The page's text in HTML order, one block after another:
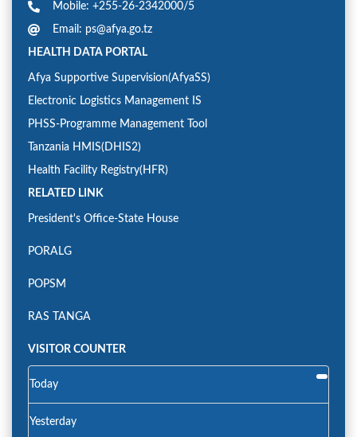
Mobile: +255-26-2342000/5
Email: ps@afya.go.tz
HEALTH DATA PORTAL
Afya Supportive Supervision(AfyaSS)
Electronic Logistics Management IS
PHSS-Programme Management Tool
Tanzania HMIS(DHIS2)
Health Facility Registry(HFR)
RELATED LINK
President's Office-State House
PORALG
POPSM
RAS TANGA
VISITOR COUNTER
Today
Yesterday